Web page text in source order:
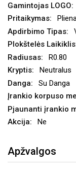
R0.80
Neutralus
Su Danga
Ne
Apžvalgos